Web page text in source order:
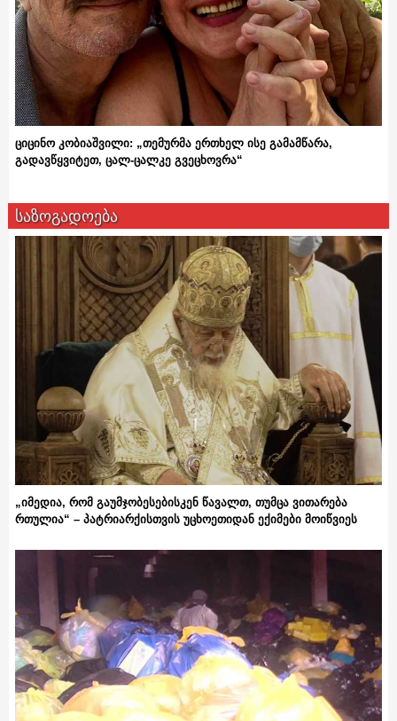
ციცინო კობიაშვილი: „თემურმა ერთხელ ისე გამამწარა,
გადავწყვიტეთ, ცალ-ცალკე გვეცხოვრა“
საზოგადოება
„იმედია, რომ გაუმჯობესებისკენ წავალთ, თუმცა ვითარება
რთულია“ – პატრიარქისთვის უცხოეთიდან ექიმები მოიწვიეს